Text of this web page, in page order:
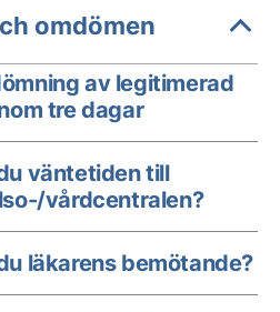
omdömen
av legitimerad
tre dagar
väntetiden till
vårdcentralen?
läkarens bemötande?